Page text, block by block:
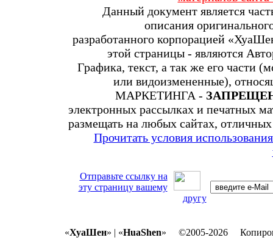
Данный документ является
описания
разработанного корпорацией
этой страницы - являются
Графика, текст, а так же его части
или видоизмененные),
МАРКЕТИНГА -
электронных рассылках и печатных
размещать на любых сайтах,
Прочитать условия
Отправьте ссылку на
эту страницу вашему
другу
«ХуаШен» | «HuaShen» ©2005-2026